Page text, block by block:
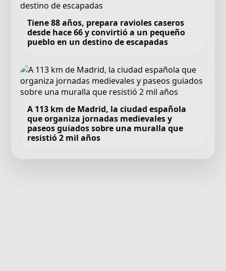
Tiene 88 años, prepara ravioles caseros
desde hace 66 y convirtió a un pequeño
pueblo en un destino de escapadas
A 113 km de Madrid, la ciudad española
que organiza jornadas medievales y
paseos guiados sobre una muralla que
resistió 2 mil años